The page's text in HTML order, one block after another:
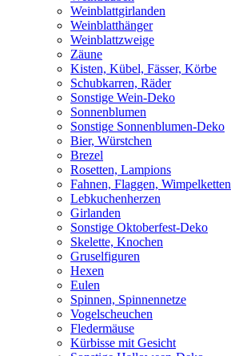
Weinblattgirlanden
Weinblatthänger
Weinblattzweige
Zäune
Kisten, Kübel, Fässer, Körbe
Schubkarren, Räder
Sonstige Wein-Deko
Sonnenblumen
Sonstige Sonnenblumen-Deko
Bier, Würstchen
Brezel
Rosetten, Lampions
Fahnen, Flaggen, Wimpelketten
Lebkuchenherzen
Girlanden
Sonstige Oktoberfest-Deko
Skelette, Knochen
Gruselfiguren
Hexen
Eulen
Spinnen, Spinnennetze
Vogelscheuchen
Fledermäuse
Kürbisse mit Gesicht